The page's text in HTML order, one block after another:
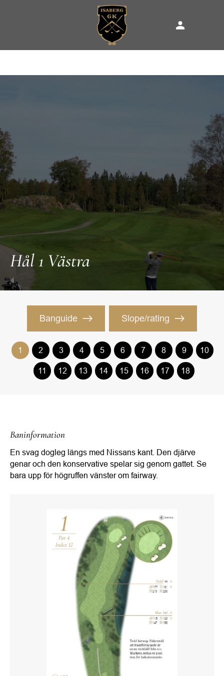
Hål 1 Västra
Banguide Slope/rating
1 2 3 4 5 6 7 8 9 10
11 12 13 14 15 16 17 18
Baninformation
En svag dogleg längs med Nissans kant. Den djärve
genar och den konservative spelar sig genom gattet. Se
bara upp för högruffen vänster om fairway.